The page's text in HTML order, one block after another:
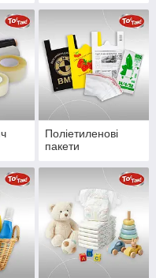
Поліетиленові
пакети